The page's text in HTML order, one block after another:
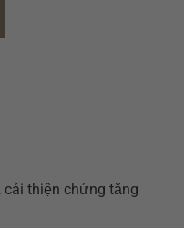
cải thiện chứng tăng